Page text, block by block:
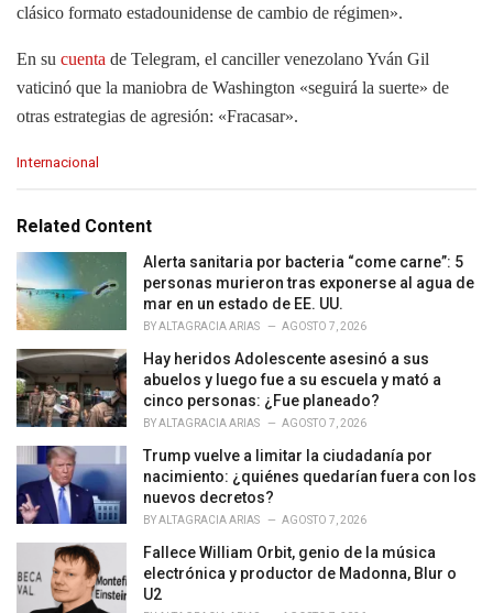
clásico formato estadounidense de cambio de régimen».
En su cuenta de Telegram, el canciller venezolano Yván Gil
vaticinó que la maniobra de Washington «seguirá la suerte» de
otras estrategias de agresión: «Fracasar».
C
e
r
i
e
:
Internacional
Related Content
Alerta sanitaria por bacteria “come carne”: 5
personas murieron tras exponerse al agua de
mar en un estado de EE. UU.
BYALTAGRACIA ARIAS AGOSTO 7, 2026
Hay heridos Adolescente asesinó a sus
abuelos y luego fue a su escuela y mató a
cinco personas: ¿Fue planeado?
BYALTAGRACIA ARIAS AGOSTO 7, 2026
Trump vuelve a limitar la ciudadanía por
nacimiento: ¿quiénes quedarían fuera con los
nuevos decretos?
BYALTAGRACIA ARIAS AGOSTO 7, 2026
Fallece William Orbit, genio de la música
electrónica y productor de Madonna, Blur o
U2